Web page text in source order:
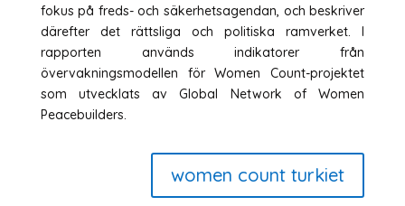
fokus på freds- och säkerhetsagendan, och beskriver
därefter det rättsliga och politiska ramverket. I
rapporten används indikatorer från
övervakningsmodellen för Women Count-projektet
som utvecklats av Global Network of Women
Peacebuilders.
women count turkiet